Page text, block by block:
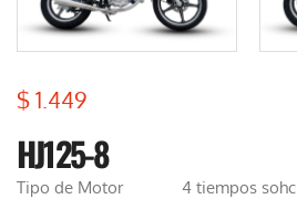
$1.449
HJ125-8
Tipo de Motor
4 tiempos sohc